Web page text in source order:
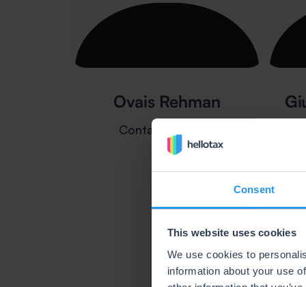
Consent
This website uses cookies
We use cookies to
information about your use
Ovais Rehman
Contable alemán